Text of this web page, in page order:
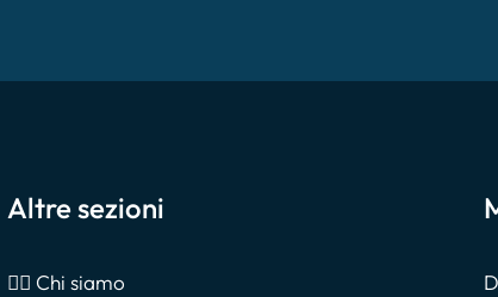
Altre sezioni
🙎‍♂️ Chi siamo